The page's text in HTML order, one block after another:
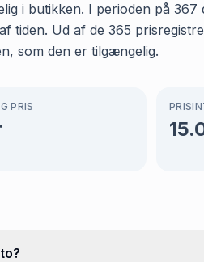
i butikken. I perioden på
tiden. Ud af de 365
som den er tilgængelig.
PRIS